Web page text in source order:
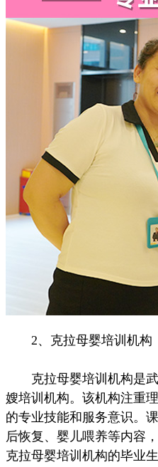
2、克拉母婴培训机构
克拉母婴培训机构是武
嫂培训机构。该机构注重
的专业技能和服务意识。
后恢复、婴儿喂养等内容
克拉母婴培训机构的毕业